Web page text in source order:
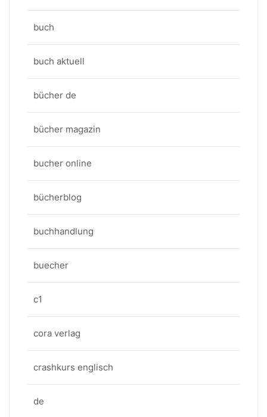
buch
buch aktuell
bücher de
bücher magazin
bucher online
bücherblog
buchhandlung
buecher
c1
cora verlag
crashkurs englisch
de